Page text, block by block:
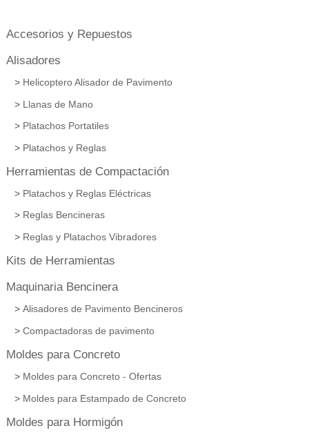
Accesorios y Repuestos
Alisadores
Helicoptero Alisador de Pavimento
Llanas de Mano
Platachos Portatiles
Platachos y Reglas
Herramientas de Compactación
Platachos y Reglas Eléctricas
Reglas Bencineras
Reglas y Platachos Vibradores
Kits de Herramientas
Maquinaria Bencinera
Alisadores de Pavimento Bencineros
Compactadoras de pavimento
Moldes para Concreto
Moldes para Concreto - Ofertas
Moldes para Estampado de Concreto
Moldes para Hormigón